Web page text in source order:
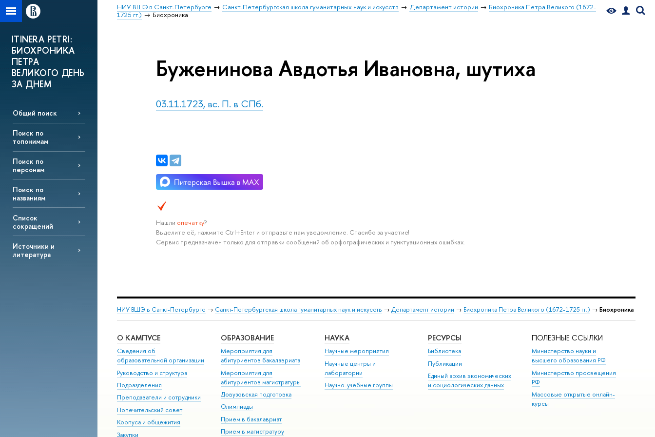
НИУ ВШЭ в Санкт-Петербурге Санкт-Петербургская школа гуманитарных наук и искусств Департамент истории
Биохроника Петра Великого (1672-
1725 гг.)
Биохроника
ITINERA PETRI:
БИОХРОНИКА
ПЕТРА
ВЕЛИКОГО ДЕНЬ
ЗА ДНЕМ
Общий поиск
Поиск по
топонимам
Поиск по
персонам
Поиск по
названиям
Список
сокращений
Источники и
литература
Буженинова Авдотья Ивановна, шутиха
03.11.1723, вс. П. в СПб.
Нашли опечатку?
Выделите её, нажмите Ctrl+Enter и отправьте нам уведомление. Спасибо за участие!
Сервис предназначен только для отправки сообщений об орфографических и пунктуационных ошибках.
НИУ ВШЭ в Санкт-Петербурге → Санкт-Петербургская школа гуманитарных наук и искусств → Департамент истории → Биохроника Петра Великого (1672-1725 гг.) → Биохроника
О КАМПУСЕ
Сведения об
образовательной организации
Руководство и структура
Подразделения
Преподаватели и сотрудники
Попечительский совет
Корпуса и общежития
Закупки
ОБРАЗОВАНИЕ
Мероприятия для
абитуриентов бакалавриата
Мероприятия для
абитуриентов магистратуры
Довузовская подготовка
Олимпиады
Прием в бакалавриат
Прием в магистратуру
НАУКА
Научные мероприятия
Научные центры и
лаборатории
Научно-учебные группы
РЕСУРСЫ
Библиотека
Публикации
Единый архив экономических
и социологических данных
ПОЛЕЗНЫЕ ССЫЛКИ
Министерство науки и
высшего образования РФ
Министерство просвещения
РФ
Массовые открытые онлайн-
курсы